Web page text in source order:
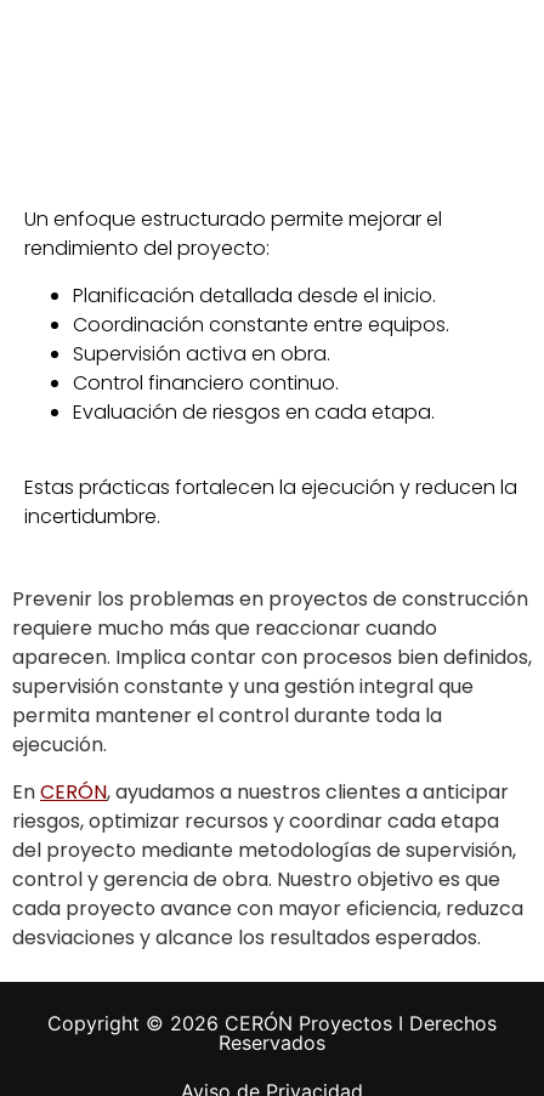
Un enfoque estructurado permite mejorar el
rendimiento del proyecto:
Planificación detallada desde el inicio.
Coordinación constante entre equipos.
Supervisión activa en obra.
Control financiero continuo.
Evaluación de riesgos en cada etapa.
Estas prácticas fortalecen la ejecución y reducen la
incertidumbre.
Prevenir los problemas en proyectos de construcción
requiere mucho más que reaccionar cuando
aparecen. Implica contar con procesos bien definidos,
supervisión constante y una gestión integral que
permita mantener el control durante toda la
ejecución.
EnCERÓN, ayudamos a nuestros clientes a anticipar
riesgos, optimizar recursos y coordinar cada etapa
del proyecto mediante metodologías de supervisión,
control y gerencia de obra. Nuestro objetivo es que
cada proyecto avance con mayor eficiencia, reduzca
desviaciones y alcance los resultados esperados.
Copyright © 2026 CERÓN Proyectos I Derechos
Reservados